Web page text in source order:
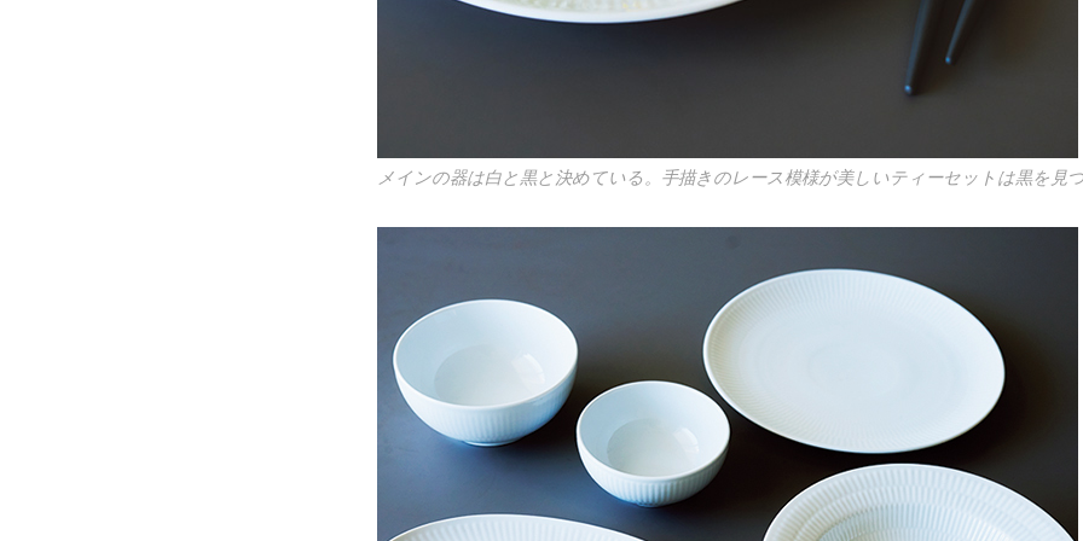
メインの器は白と黒と決めている。手描きのレース模様が美しいティーセットは黒を見